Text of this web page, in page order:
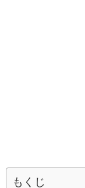
もくじ